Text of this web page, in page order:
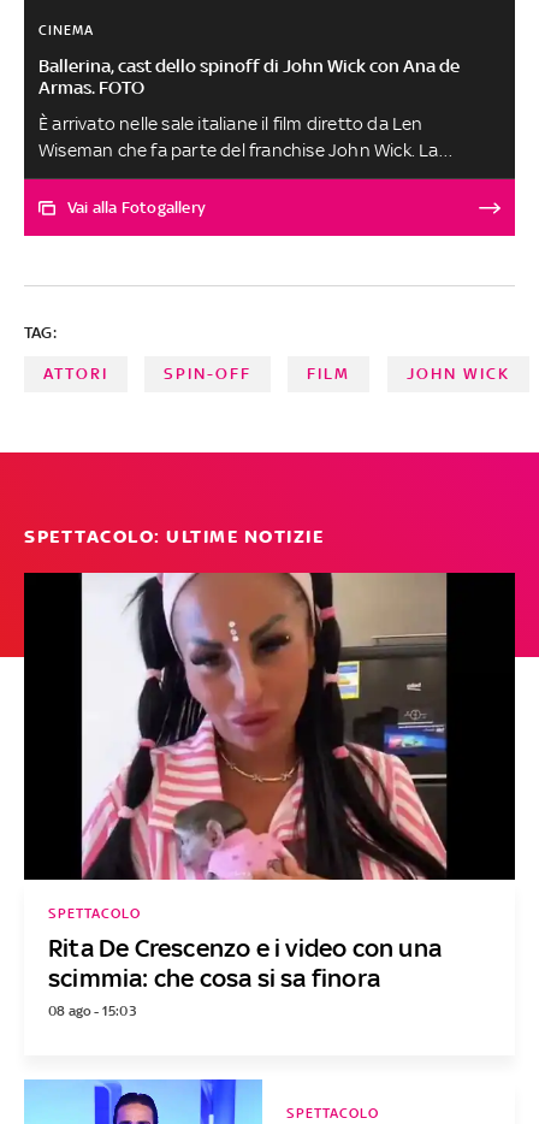
CINEMA
Ballerina, cast dello spinoff di John Wick con Ana de
Armas. FOTO
È arrivato nelle sale italiane il film diretto da Len
Wiseman che fa parte del franchise John Wick. La
pellicola presenta un cast corale e variegato, con
numerosi personaggi centrali. Ogni figura contribuisce a
Vai alla Fotogallery
TAG:
ATTORI SPIN-OFF FILM JOHN WICK
SPETTACOLO: ULTIME NOTIZIE
Rita De Crescenzo e i video con una
scimmia: che cosa si sa finora
SPETTACOLO
08 ago - 15:03
SPETTACOLO